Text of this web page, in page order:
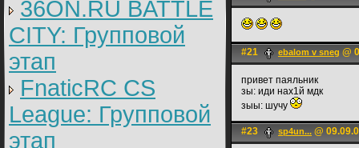
36ON.RU BATTLE
CITY: Групповой
этап
FnaticRC CS
League: Групповой
этап
#21 ebalom v sneg @
привет паяльник
зы: иди нах1й мдк
зыы: шучу
#23 sp4un... @